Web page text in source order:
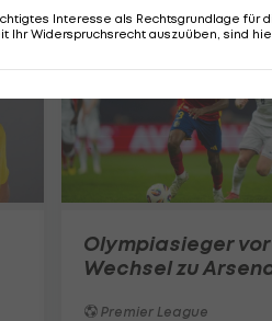
Olympiasieger vor
Wechsel zu
Premier League
Interesse als Rechtsgrundlage für
Ihr Widerspruchsrecht auszuüben, sind